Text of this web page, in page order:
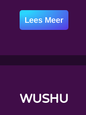
Lees Meer
WUSHU